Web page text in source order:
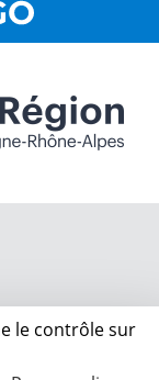
le contrôle sur